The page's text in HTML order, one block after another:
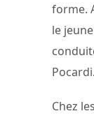
forme.
le
Chez